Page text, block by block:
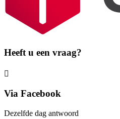
Heeft u een vraag?
Via Facebook
Dezelfde dag antwoord